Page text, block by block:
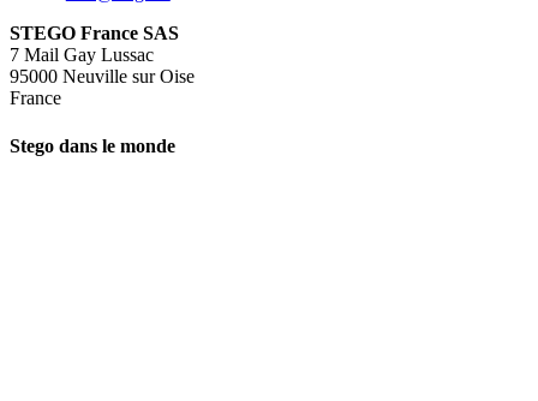
STEGO France SAS
7 Mail Gay Lussac
95000 Neuville sur Oise
France
Stego dans le monde